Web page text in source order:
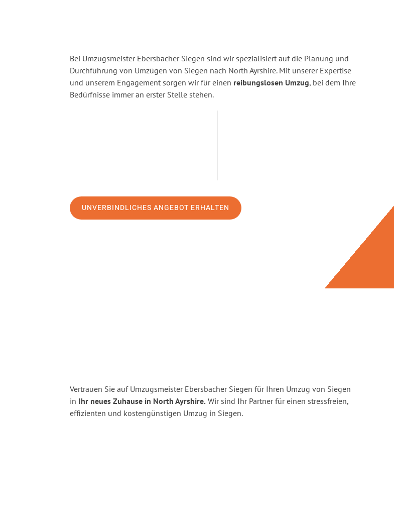
Bei Umzugsmeister Ebersbacher Siegen sind wir spezialisiert auf die Planung und
Durchführung von Umzügen von Siegen nach North Ayrshire. Mit unserer Expertise
und unserem Engagement sorgen wir für einen reibungslosen Umzug, bei dem Ihre
Bedürfnisse immer an erster Stelle stehen.
UNVERBINDLICHES ANGEBOT ERHALTEN
Vertrauen Sie auf Umzugsmeister Ebersbacher Siegen für Ihren Umzug von Siegen
in Ihr neues Zuhause in North Ayrshire. Wir sind Ihr Partner für einen stressfreien,
effizienten und kostengünstigen Umzug in Siegen.